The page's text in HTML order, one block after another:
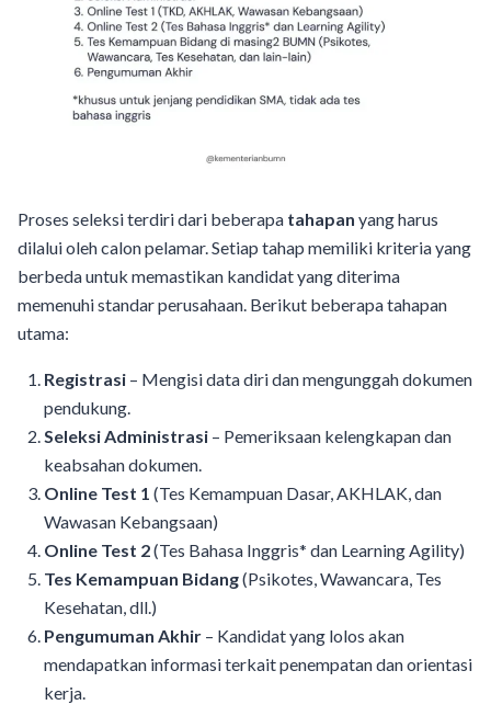
Proses seleksi terdiri dari beberapa tahapan yang harus
dilalui oleh calon pelamar. Setiap tahap memiliki kriteria yang
berbeda untuk memastikan kandidat yang diterima
memenuhi standar perusahaan. Berikut beberapa tahapan
utama:
Registrasi – Mengisi data diri dan mengunggah dokumen
pendukung.
Seleksi Administrasi – Pemeriksaan kelengkapan dan
keabsahan dokumen.
Online Test 1 (Tes Kemampuan Dasar, AKHLAK, dan
Wawasan Kebangsaan)
Online Test 2(Tes Bahasa Inggris* dan Learning Agility)
Tes Kemampuan Bidang(Psikotes, Wawancara, Tes
Kesehatan, dll.)
Pengumuman Akhir – Kandidat yang lolos akan
mendapatkan informasi terkait penempatan dan orientasi
kerja.